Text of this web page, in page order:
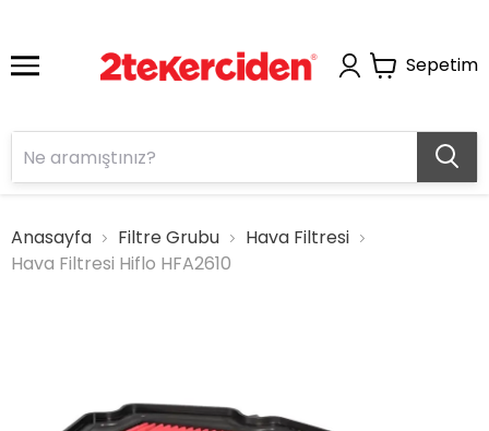
Sepetim
Anasayfa Filtre Grubu
Hava Filtresi
Hava Filtresi Hiflo HFA2610